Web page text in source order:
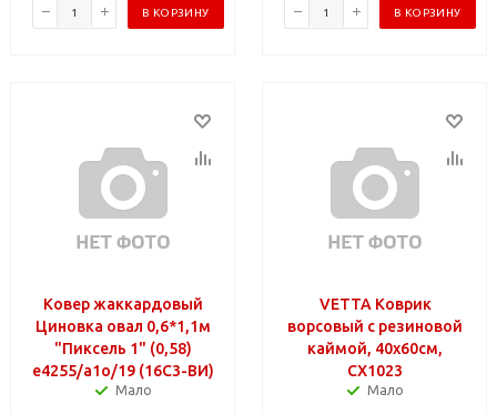
В КОРЗИНУ В КОРЗИНУ
Ковер жаккардовый
Циновка овал 0,6*1,1м
"Пиксель 1" (0,58)
e4255/a1о/19 (16С3-ВИ)
Мало
VETTA Коврик
ворсовый с резиновой
каймой, 40x60см,
CX1023
Мало